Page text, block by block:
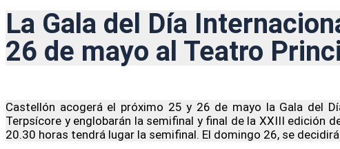
La Gala del Día
26 de mayo al Teatro
Castellón acogerá el próximo 25 y 26 de mayo la Gala del
Terpsícore y englobarán la semifinal y final de la XXIII edición
20.30 horas tendrá lugar la semifinal. El domingo 26, se